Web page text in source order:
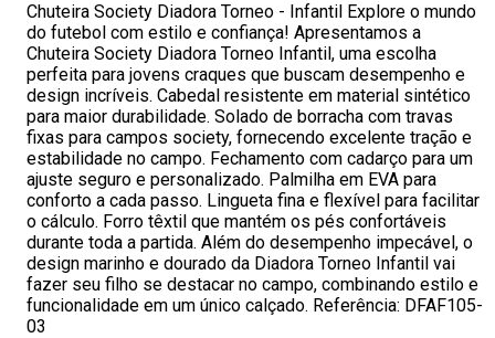
Chuteira Society Diadora Torneo - Infantil Explore o mundo
do futebol com estilo e confiança! Apresentamos a
Chuteira Society Diadora Torneo Infantil, uma escolha
perfeita para jovens craques que buscam desempenho e
design incríveis. Cabedal resistente em material sintético
para maior durabilidade. Solado de borracha com travas
fixas para campos society, fornecendo excelente tração e
estabilidade no campo. Fechamento com cadarço para um
ajuste seguro e personalizado. Palmilha em EVA para
conforto a cada passo. Lingueta fina e flexível para facilitar
o cálculo. Forro têxtil que mantém os pés confortáveis
durante toda a partida. Além do desempenho impecável, o
design marinho e dourado da Diadora Torneo Infantil vai
fazer seu filho se destacar no campo, combinando estilo e
funcionalidade em um único calçado. Referência: DFAF105-
03